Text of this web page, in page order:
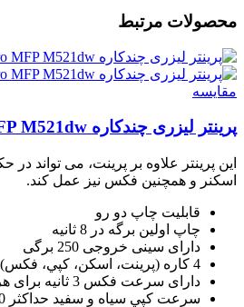
محصولات مرتبط
مقايسه
پرینتر لیزری چندکاره HP LaserJet Pro MFP M521dw
این پرینتر علاوه بر پرینت، می تواند
اسکنر و همچنین فکس نیز عمل کند.
قابلیت چاپ دو رو
چاپ اولین برگه در 8 ثانیه
دارای سینی خروجی 250 برگی
4 کاره (پرينت، اسکن، کپي، فکس)
دارای سرعت فکس 3 ثانیه برای هر برگ
سرعت کپي سياه و سفيد حداکثر 40 کپی در دقیقه